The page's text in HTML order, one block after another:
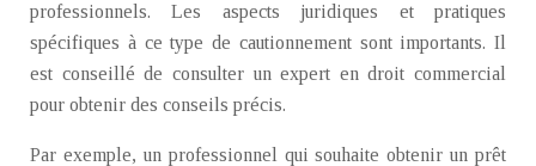
professionnels. Les aspects juridiques et pratiques
spécifiques à ce type de cautionnement sont importants. Il
est conseillé de consulter un expert en droit commercial
pour obtenir des conseils précis.
Par exemple, un professionnel qui souhaite obtenir un prêt